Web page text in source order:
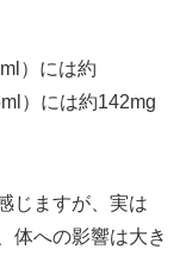
）には約
）には約142mg
じますが、実は
体への影響は大き